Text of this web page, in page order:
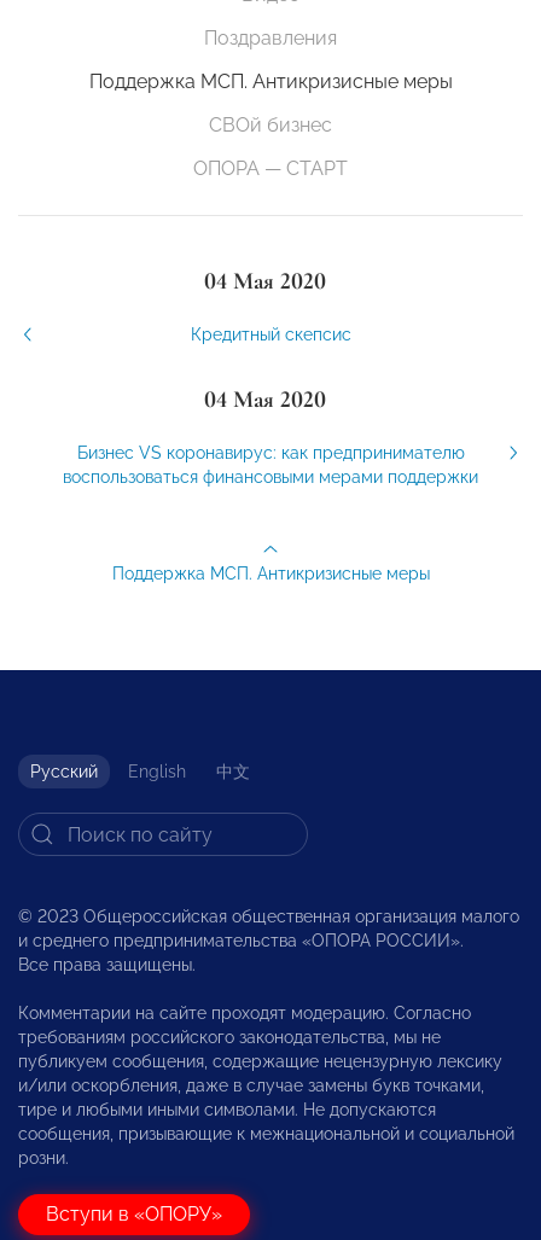
Поздравления
Поддержка МСП. Антикризисные меры
СВОй бизнес
ОПОРА — СТАРТ
04 Мая 2020
Кредитный скепсис
04 Мая 2020
Бизнес VS коронавирус: как предпринимателю
воспользоваться финансовыми мерами поддержки
Поддержка МСП. Антикризисные меры
Русский English 中文
© 2023 Общероссийская общественная организация малого
и среднего предпринимательства «ОПОРА РОССИИ».
Все права защищены.
Комментарии на сайте проходят модерацию. Согласно
требованиям российского законодательства, мы не
публикуем сообщения, содержащие нецензурную лексику
и/или оскорбления, даже в случае замены букв точками,
тире и любыми иными символами. Не допускаются
сообщения, призывающие к межнациональной и социальной
розни.
Вступи в «ОПОРУ»